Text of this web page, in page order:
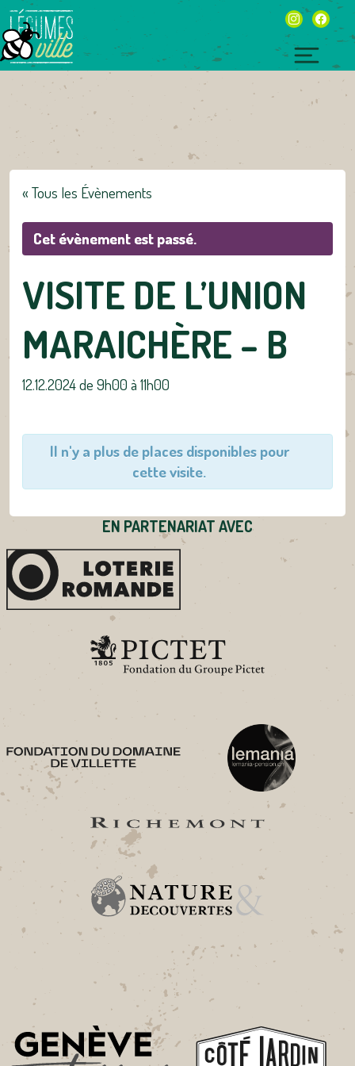
Skip
to
content
instagram
« Tous les Évènements
Cet évènement est passé.
VISITE DE L’UNION
MARAICHÈRE – B
12.12.2024 de 9h00 à 11h00
Il n'y a plus de places disponibles pour
cette visite.
EN PARTENARIAT AVEC